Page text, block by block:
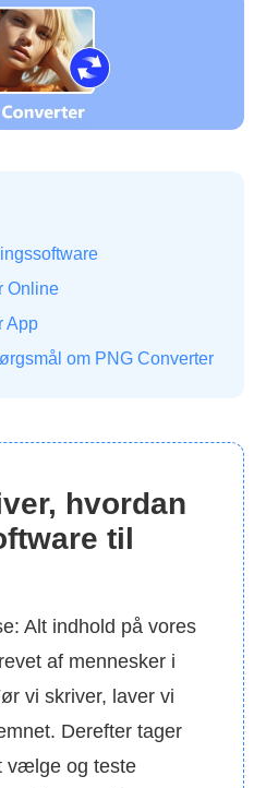
Online
App
om PNG Converter
hvordan
til
Alt indhold på vores
af mennesker i
vi skriver, laver vi
Derefter tager
vælge og teste